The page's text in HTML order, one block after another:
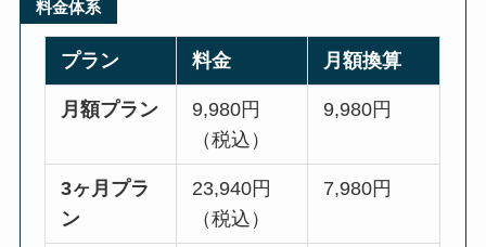
料金体系
プラン 料金 月額換算
月額プラン
9,980円
（税込）
9,980円
3ヶ月プラ
ン
23,940円
（税込）
7,980円